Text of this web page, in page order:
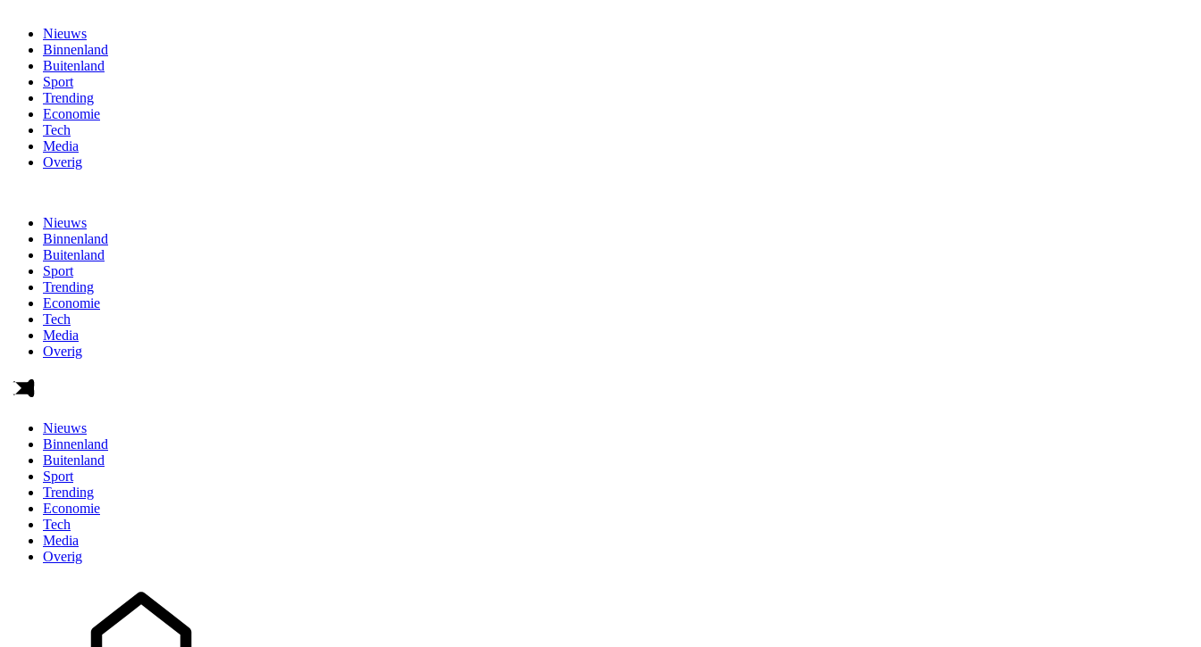
Nieuws
Binnenland
Buitenland
Sport
Trending
Economie
Tech
Media
Overig
Nieuws
Binnenland
Buitenland
Sport
Trending
Economie
Tech
Media
Overig
Nieuws
Binnenland
Buitenland
Sport
Trending
Economie
Tech
Media
Overig